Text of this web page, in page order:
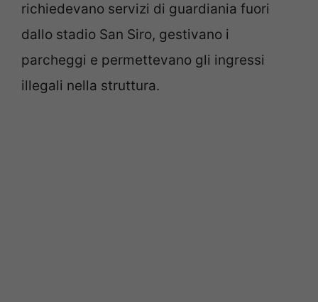
richiedevano servizi di guardiania fuori
dallo stadio San Siro, gestivano i
parcheggi e permettevano gli ingressi
illegali nella struttura.